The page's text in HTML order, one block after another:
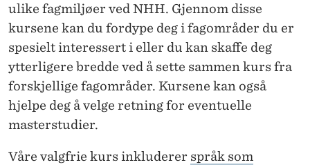
ulike fagmiljøer ved NHH. Gjennom disse
kursene kan du fordype deg i fagområder du er
spesielt interessert i eller du kan skaffe deg
ytterligere bredde ved å sette sammen kurs fra
forskjellige fagområder. Kursene kan også
hjelpe deg å velge retning for eventuelle
masterstudier.
Våre valgfrie kurs inkluderer språk som